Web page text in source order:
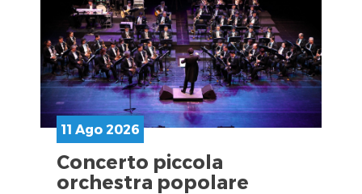
11 Ago 2026
Concerto piccola
orchestra popolare